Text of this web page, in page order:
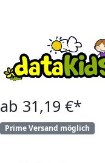
ab 31,19 €*
Prime Versand möglich